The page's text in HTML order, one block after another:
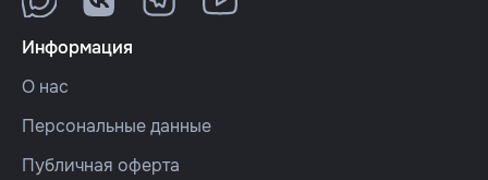
Информация
О нас
Персональные данные
Публичная оферта